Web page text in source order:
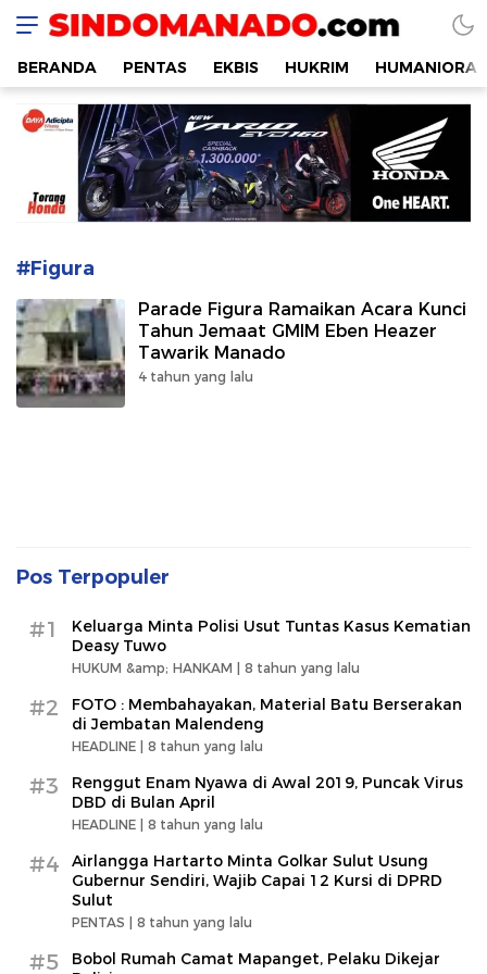
SINDOMANADO
Informatif dan Edukatif
BERANDA PENTAS EKBIS HUKRIM HUMANIORA
#Figura
Parade Figura Ramaikan Acara Kunci
Tahun Jemaat GMIM Eben Heazer
Tawarik Manado
4 tahun yang lalu
Pos Terpopuler
#1
Keluarga Minta Polisi Usut Tuntas Kasus Kematian
Deasy Tuwo
HUKUM &amp; HANKAM | 8 tahun yang lalu
#2
FOTO : Membahayakan, Material Batu Berserakan
di Jembatan Malendeng
HEADLINE | 8 tahun yang lalu
#3
Renggut Enam Nyawa di Awal 2019, Puncak Virus
DBD di Bulan April
HEADLINE | 8 tahun yang lalu
#4
Airlangga Hartarto Minta Golkar Sulut Usung
Gubernur Sendiri, Wajib Capai 12 Kursi di DPRD
Sulut
PENTAS | 8 tahun yang lalu
#5
Bobol Rumah Camat Mapanget, Pelaku Dikejar